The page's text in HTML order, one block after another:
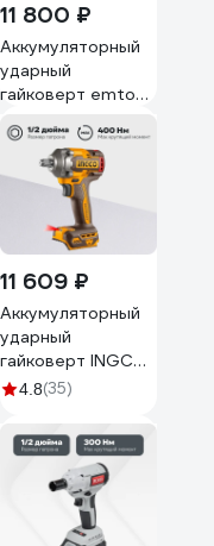
11 800 ₽
Аккумуляторный
ударный
гайковерт emtop
11 609 ₽
Аккумуляторный
ударный
гайковерт INGCO
BL 20В 400Hm 1/2
CIWLI2040
4.8(35)